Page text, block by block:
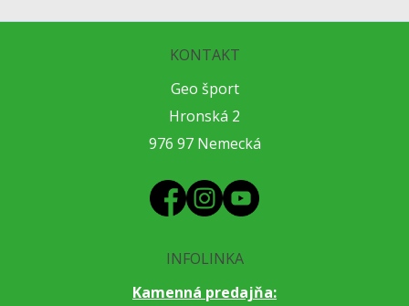
KONTAKT
Geo šport
Hronská 2
976 97 Nemecká
INFOLINKA
Kamenná predajňa: